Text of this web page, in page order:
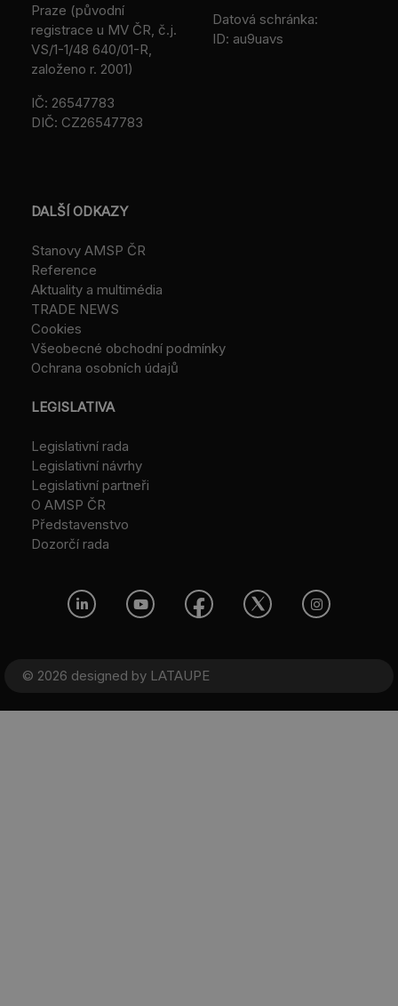
Praze (původní
registrace u MV ČR, č.j.
VS/1-1/48 640/01-R,
založeno r. 2001)
IČ: 26547783
DIČ: CZ26547783
Datová schránka:
ID: au9uavs
DALŠÍ ODKAZY
Stanovy AMSP ČR
Reference
Aktuality a multimédia
TRADE NEWS
Cookies
Všeobecné obchodní podmínky
Ochrana osobních údajů
LEGISLATIVA
Legislativní rada
Legislativní návrhy
Legislativní partneři
O AMSP ČR
Představenstvo
Dozorčí rada
© 2026 designed by LATAUPE